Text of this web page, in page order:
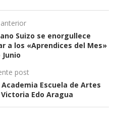
Suizo se enorgullece
a los «Aprendices del Mes»
Junio
post
Escuela de Artes
Edo Aragua